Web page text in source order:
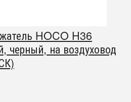
HOCO H36
черный, на воздуховод